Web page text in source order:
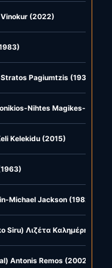
(2022)
Pagiumtzis (1938)
Nihtes Magikes-Glike
Kelekidu (2015)
Michael Jackson (1982)
Siru) Λιζέτα Καλημέρη &
Antonis Remos (2002)